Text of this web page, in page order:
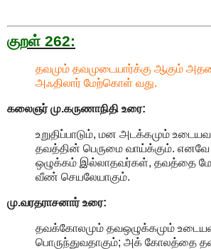
குறள் 262:
தவமும் தவமுடையார்க்கு ஆகும்
அஃதிலார் மேற்கொள் வது.
கலைஞர் மு.கருணாநிதி உரை:
உறுதிப்பாடும், மன அடக்கமும்
தவத்தின் பெருமை வாய்க்கும். எனவே
ஒழுக்கம் இல்லாதவர்கள், தவத்தை
வீண் செயலேயாகும்.
மு.வரதராசனார் உரை:
தவக்கோலமும் தவஒழுக்கமும்
பொருந்துவதாகும்; அக் கோலத்தை